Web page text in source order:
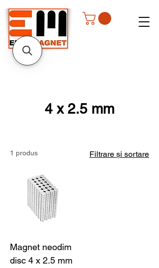
4 x 2.5 mm
1 produs Filtrare și sortare
Magnet neodim
disc 4 x 2.5 mm